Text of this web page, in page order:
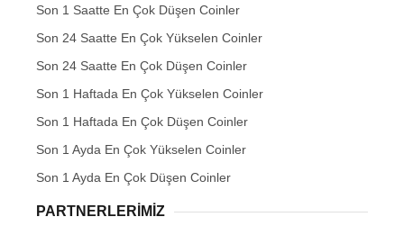
Son 1 Saatte En Çok Düşen Coinler
Son 24 Saatte En Çok Yükselen Coinler
Son 24 Saatte En Çok Düşen Coinler
Son 1 Haftada En Çok Yükselen Coinler
Son 1 Haftada En Çok Düşen Coinler
Son 1 Ayda En Çok Yükselen Coinler
Son 1 Ayda En Çok Düşen Coinler
PARTNERLERIMIZ